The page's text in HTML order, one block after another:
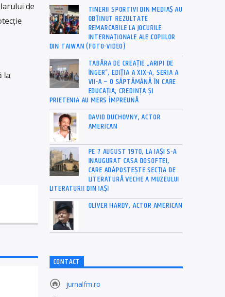
de
la
TINERII SPORTIVI DIN MEDIAȘ AU
OBȚINUT REZULTATE
REMARCABILE LA JOCURILE
INTERNAȚIONALE ALE COPIILOR
DIN TAIWAN (FOTO-VIDEO)
TABĂRA DE CREAȚIE „ARIPI DE
ÎNGER”, EDIȚIA A XIX-A, SERIA A
VII-A – O SĂPTĂMÂNĂ ÎN CARE
EDUCAȚIA, CREDINȚA ȘI
PRIETENIA AU MERS ÎMPREUNĂ
DAVID DUCHOVNY, ACTOR
AMERICAN
PE 7 AUGUST 1970, LA IAŞI S-A
INAUGURAT CASA DOSOFTEI,
CARE ADĂPOSTEŞTE SECŢIA DE
LITERATURĂ VECHE A MUZEULUI
LITERATURII DIN IAŞI
OLIVER HARDY, ACTOR AMERICAN
CONTACT
jurnalfm.ro